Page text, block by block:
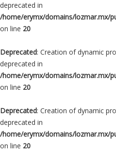
deprecated in
/home/erymx/domains/lozmar.mx/
on line 20
Deprecated: Creation of dynamic
deprecated in
/home/erymx/domains/lozmar.mx/
on line 20
Deprecated: Creation of dynamic
deprecated in
/home/erymx/domains/lozmar.mx/
on line 20